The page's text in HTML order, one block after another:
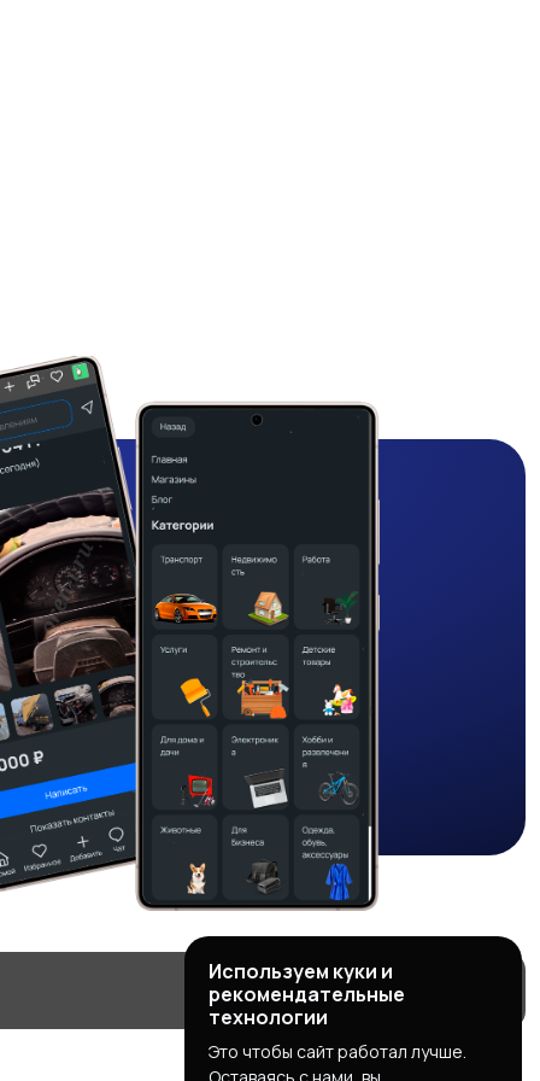
Используем куки и
рекомендательные
технологии
Это чтобы сайт работал лучше.